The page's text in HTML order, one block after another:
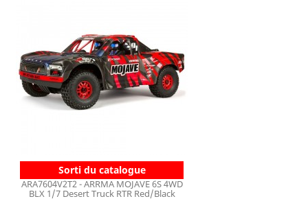
Sorti du catalogue
ARA7604V2T2 - ARRMA MOJAVE 6S 4WD
BLX 1/7 Desert Truck RTR Red/Black